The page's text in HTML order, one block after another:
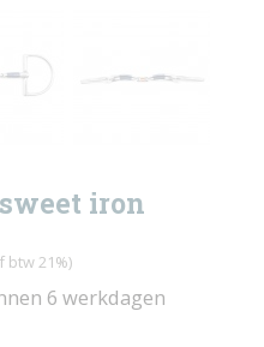
iron
btw 21%)
6 werkdagen